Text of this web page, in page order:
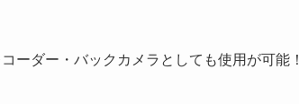
ーダー・バックカメラとしても使用が可能！